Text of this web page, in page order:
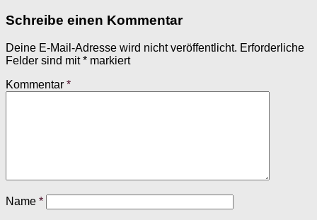
Schreibe einen Kommentar
Deine E-Mail-Adresse wird nicht veröffentlicht. Erforderliche
Felder sind mit* markiert
Kommentar *
Name *